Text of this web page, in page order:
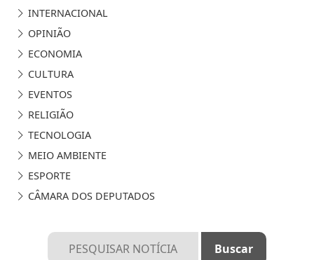
INTERNACIONAL
OPINIÃO
ECONOMIA
CULTURA
EVENTOS
RELIGIÃO
TECNOLOGIA
MEIO AMBIENTE
ESPORTE
CÂMARA DOS DEPUTADOS